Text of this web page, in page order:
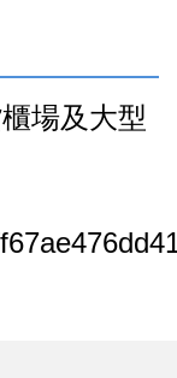
場及大型